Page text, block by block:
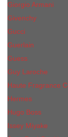
Giorgio Armani
Givenchy
Gucci
Guerlain
Guess
Guy Laroche
Haute Fragrance
Hermes
Hugo Boss
Issey Miyake